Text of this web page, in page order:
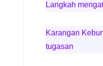
Langkah
Karangan
tugasan